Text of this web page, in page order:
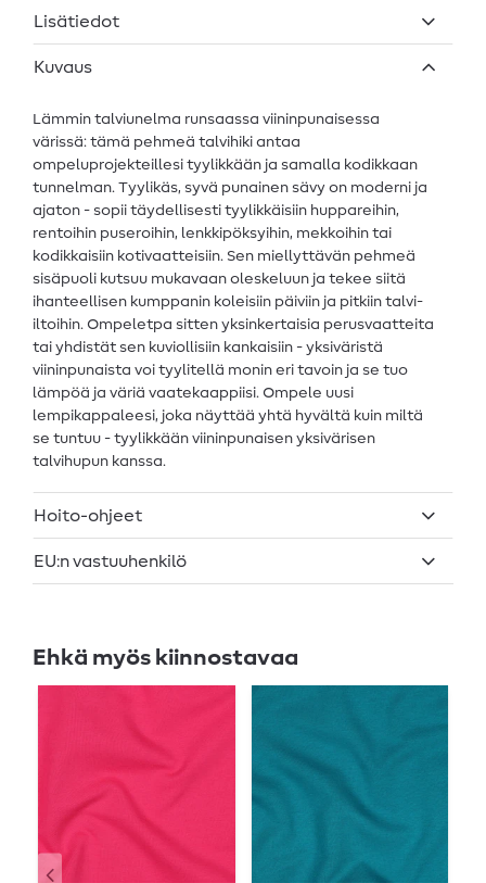
Lisätiedot
Kuvaus
Lämmin talviunelma runsaassa viininpunaisessa
värissä: tämä pehmeä talvihiki antaa
ompeluprojekteillesi tyylikkään ja samalla kodikkaan
tunnelman. Tyylikäs, syvä punainen sävy on moderni ja
ajaton - sopii täydellisesti tyylikkäisiin huppareihin,
rentoihin puseroihin, lenkkipöksyihin, mekkoihin tai
kodikkaisiin kotivaatteisiin. Sen miellyttävän pehmeä
sisäpuoli kutsuu mukavaan oleskeluun ja tekee siitä
ihanteellisen kumppanin koleisiin päiviin ja pitkiin talvi-
iltoihin. Ompeletpa sitten yksinkertaisia perusvaatteita
tai yhdistät sen kuviollisiin kankaisiin - yksiväristä
viininpunaista voi tyylitellä monin eri tavoin ja se tuo
lämpöä ja väriä vaatekaappiisi. Ompele uusi
lempikappaleesi, joka näyttää yhtä hyvältä kuin miltä
se tuntuu - tyylikkään viininpunaisen yksivärisen
talvihupun kanssa.
Hoito-ohjeet
EU:n vastuuhenkilö
Ehkä myös kiinnostavaa